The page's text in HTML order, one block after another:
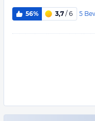
56% 3,7 / 6 5